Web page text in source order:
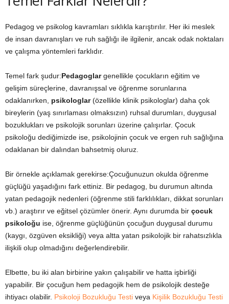
Pedagog ve psikolog kavramları sıklıkla karıştırılır. Her iki meslek
de insan davranışları ve ruh sağlığı ile ilgilenir, ancak odak noktaları
ve çalışma yöntemleri farklıdır.
Temel fark şudur:Pedagoglargenellikle çocukların eğitim ve
gelişim süreçlerine, davranışsal ve öğrenme sorunlarına
odaklanırken, psikologlar(özellikle klinik psikologlar) daha çok
bireylerin (yaş sınırlaması olmaksızın) ruhsal durumları, duygusal
bozuklukları ve psikolojik sorunları üzerine çalışırlar. Çocuk
psikoloğu dediğimizde ise, psikolojinin çocuk ve ergen ruh sağlığına
odaklanan bir dalından bahsetmiş oluruz.
Bir örnekle açıklamak gerekirse:Çocuğunuzun okulda öğrenme
güçlüğü yaşadığını fark ettiniz. Bir pedagog, bu durumun altında
yatan pedagojik nedenleri (öğrenme stili farklılıkları, dikkat sorunları
vb.) araştırır ve eğitsel çözümler önerir. Aynı durumda bir çocuk
psikoloğu ise, öğrenme güçlüğünün çocuğun duygusal durumu
(kaygı, özgüven eksikliği) veya altta yatan psikolojik bir rahatsızlıkla
ilişkili olup olmadığını değerlendirebilir.
Elbette, bu iki alan birbirine yakın çalışabilir ve hatta işbirliği
yapabilir. Bir çocuğun hem pedagojik hem de psikolojik desteğe
ihtiyacı olabilir. Psikoloji Bozukluğu Testi veya Kişilik Bozukluğu Testi